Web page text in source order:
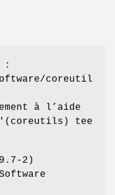
:
coreutil
à l’aide
'(coreutils) tee
2)